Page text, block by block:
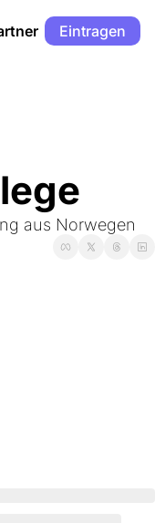
Eintragen
aus Norwegen